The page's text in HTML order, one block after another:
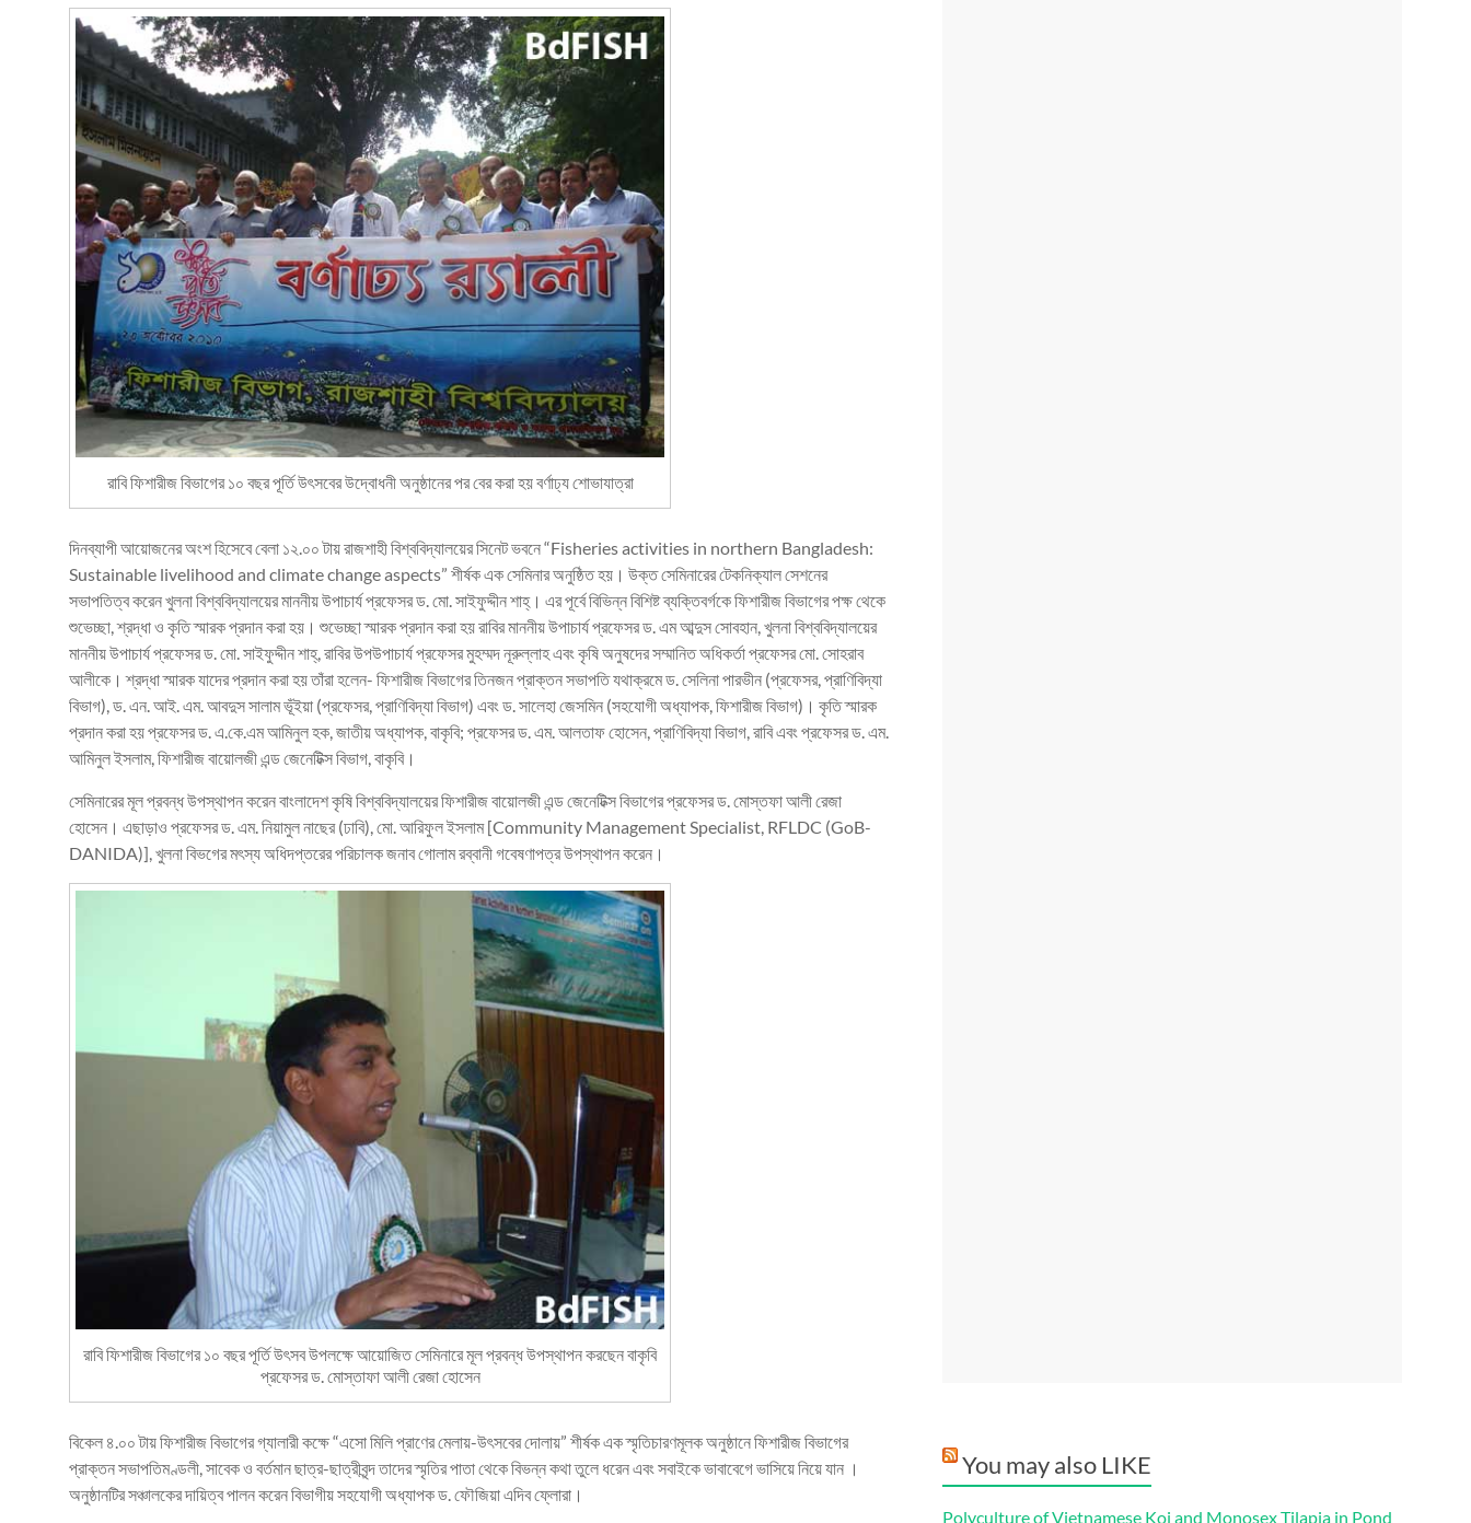
রাবি ফিশারীজ বিভাগের ১০ বছর পূর্তি উৎসবের উদ্বোধনী অনুষ্ঠানের পর বের করা হয় বর্ণাঢ্য শোভাযাত্রা
দিনব্যাপী আয়োজনের অংশ হিসেবে বেলা ১২.০০ টায় রাজশাহী বিশ্ববিদ্যালয়ের সিনেট ভবনে “Fisheries activities in northern Bangladesh:
Sustainable livelihood and climate change aspects” শীর্ষক এক সেমিনার অনুষ্ঠিত হয়। উক্ত সেমিনারের টেকনিক্যাল সেশনের
সভাপতিত্ব করেন খুলনা বিশ্ববিদ্যালয়ের মাননীয় উপাচার্য প্রফেসর ড. মো. সাইফুদ্দীন শাহ্। এর পূর্বে বিভিন্ন বিশিষ্ট ব্যক্তিবর্গকে ফিশারীজ বিভাগের পক্ষ থেকে
শুভেচ্ছা, শ্রদ্ধা ও কৃতি স্মারক প্রদান করা হয়। শুভেচ্ছা স্মারক প্রদান করা হয় রাবির মাননীয় উপাচার্য প্রফেসর ড. এম আব্দুস সোবহান, খুলনা বিশ্ববিদ্যালয়ের
মাননীয় উপাচার্য প্রফেসর ড. মো. সাইফুদ্দীন শাহ্, রাবির উপউপাচার্য প্রফেসর মুহম্মদ নূরুল্লাহ এবং কৃষি অনুষদের সম্মানিত অধিকর্তা প্রফেসর মো. সোহরাব
আলীকে। শ্রদ্ধা স্মারক যাদের প্রদান করা হয় তাঁরা হলেন- ফিশারীজ বিভাগের তিনজন প্রাক্তন সভাপতি যথাক্রমে ড. সেলিনা পারভীন (প্রফেসর, প্রাণিবিদ্যা
বিভাগ), ড. এন. আই. এম. আবদুস সালাম ভূঁইয়া (প্রফেসর, প্রাণিবিদ্যা বিভাগ) এবং ড. সালেহা জেসমিন (সহযোগী অধ্যাপক, ফিশারীজ বিভাগ)। কৃতি স্মারক
প্রদান করা হয় প্রফেসর ড. এ.কে.এম আমিনুল হক, জাতীয় অধ্যাপক, বাকৃবি; প্রফেসর ড. এম. আলতাফ হোসেন, প্রাণিবিদ্যা বিভাগ, রাবি এবং প্রফেসর ড. এম.
আমিনুল ইসলাম, ফিশারীজ বায়োলজী এন্ড জেনেটিক্স বিভাগ, বাকৃবি।
সেমিনারের মূল প্রবন্ধ উপস্থাপন করেন বাংলাদেশ কৃষি বিশ্ববিদ্যালয়ের ফিশারীজ বায়োলজী এন্ড জেনেটিক্স বিভাগের প্রফেসর ড. মোস্তফা আলী রেজা
হোসেন‌। এছাড়াও প্রফেসর ড. এম. নিয়ামুল নাছের (ঢাবি), মো. আরিফুল ইসলাম [Community Management Specialist, RFLDC (GoB-
DANIDA)], খুলনা বিভগের মৎস্য অধিদপ্তরের পরিচালক জনাব গোলাম রব্বানী গবেষণাপত্র উপস্থাপন করেন।
রাবি ফিশারীজ বিভাগের ১০ বছর পূর্তি উৎসব উপলক্ষে আয়োজিত সেমিনারে মূল প্রবন্ধ উপস্থাপন করছেন বাকৃবি
প্রফেসর ড. মোস্তাফা আলী রেজা হোসেন
বিকেল ৪.০০ টায় ফিশারীজ বিভাগের গ্যালারী কক্ষে “এসো মিলি প্রাণের মেলায়-উৎসবের দোলায়” শীর্ষক এক স্মৃতিচারণমূলক অনুষ্ঠানে ফিশারীজ বিভাগের
প্রাক্তন সভাপতিমণ্ডলী, সাবেক ও বর্তমান ছাত্র-ছাত্রীবৃন্দ তাদের স্মৃতির পাতা থেকে বিভন্ন কথা তুলে ধরেন এবং সবাইকে ভাবাবেগে ভাসিয়ে নিয়ে যান ।
অনুষ্ঠানটির সঞ্চালকের দায়িত্ব পালন করেন বিভাগীয় সহযোগী অধ্যাপক ড. ফৌজিয়া এদিব ফ্লোরা।
You may also LIKE
Polyculture of Vietnamese Koi and Monosex Tilapia in Pond